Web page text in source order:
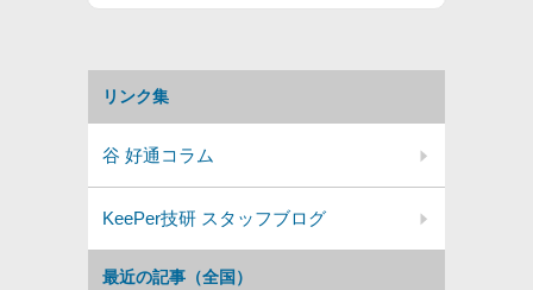
最近の記事（全国）
リンク集
谷 好通コラム
KeePer技研 スタッフブログ